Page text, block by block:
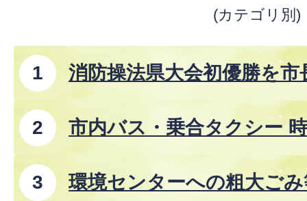
(カテゴリ別)
消防操法県大会初優勝を市
市内バス・乗合タクシー
8年8月1日改正)
環境センターへの粗大ご